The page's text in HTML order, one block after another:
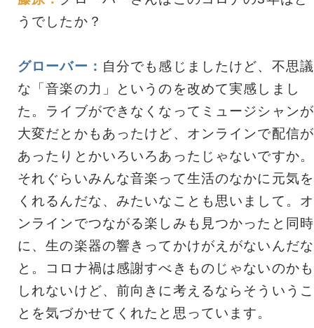
うでしたか？
グローバー： 自分でも感じましたけど、不思議
な「音楽の力」というのを改めて実感しまし
た。ライブができなくなってミュージシャンが
大変だとかもあったけど、オンラインで配信が
あったりとかいろいろあったじゃないですか。
それぐらいみんな音楽って生活のなかに元気を
くれるんだな、みたいなことも思いまして。オ
ンラインでつながる楽しみも見つかったと同時
に、生の楽器の響きってかけがえがないんだな
と。コロナ禍は感謝すべきものじゃないのかも
しれないけど、前向きに考えるならそういうこ
とを気づかせてくれたと思っています。